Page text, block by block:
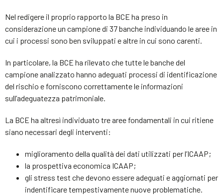
Nel redigere il proprio rapporto la BCE ha preso in
considerazione un campione di 37 banche individuando le aree in
cui i processi sono ben sviluppati e altre in cui sono carenti.
In particolare, la BCE ha rilevato che tutte le banche del
campione analizzato hanno adeguati processi di identificazione
del rischio e forniscono correttamente le informazioni
sull’adeguatezza patrimoniale.
La BCE ha altresì individuato tre aree fondamentali in cui ritiene
siano necessari degli interventi:
miglioramento della qualità dei dati utilizzati per l’ICAAP;
la prospettiva economica ICAAP;
gli stress test che devono essere adeguati e aggiornati per
indentificare tempestivamente nuove problematiche.